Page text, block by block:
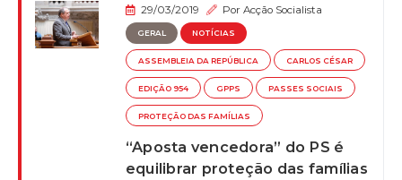
29/03/2019 PorAcção Socialista
GERAL NOTÍCIAS
ASSEMBLEIA DA REPÚBLICA CARLOS CÉSAR
EDIÇÃO 954 GPPS PASSES SOCIAIS
PROTEÇÃO DAS FAMÍLIAS
“Aposta vencedora” do PS é
equilibrar proteção das famílias